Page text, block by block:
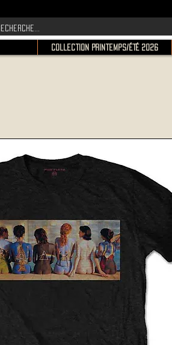
Collection Printemps/Été 2026